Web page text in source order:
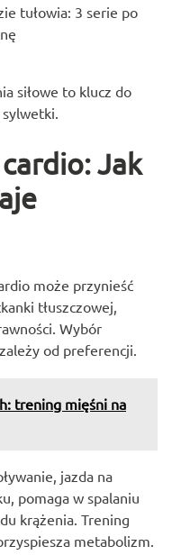
tułowia: 3 serie po
siłowe to klucz do
Jak
może przynieść
tłuszczowej,
Wybór
od preferencji.
trening mięśni na
jazda na
pomaga w spalaniu
krążenia. Trening
metabolizm.